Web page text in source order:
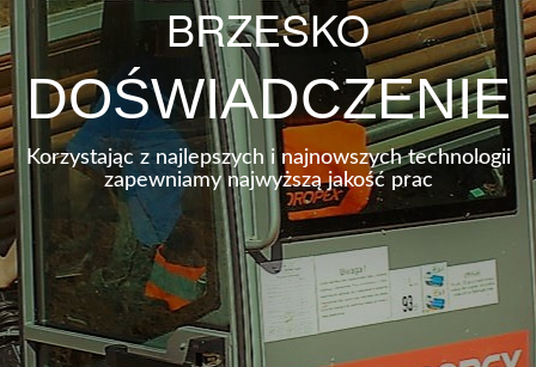
BRZESKO
DOŚWIADCZENIE
Korzystając z najlepszych i najnowszych technologii
zapewniamy najwyższą jakość prac